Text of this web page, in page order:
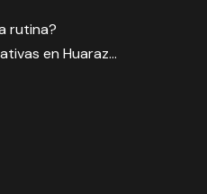
rutina?
en Huaraz...